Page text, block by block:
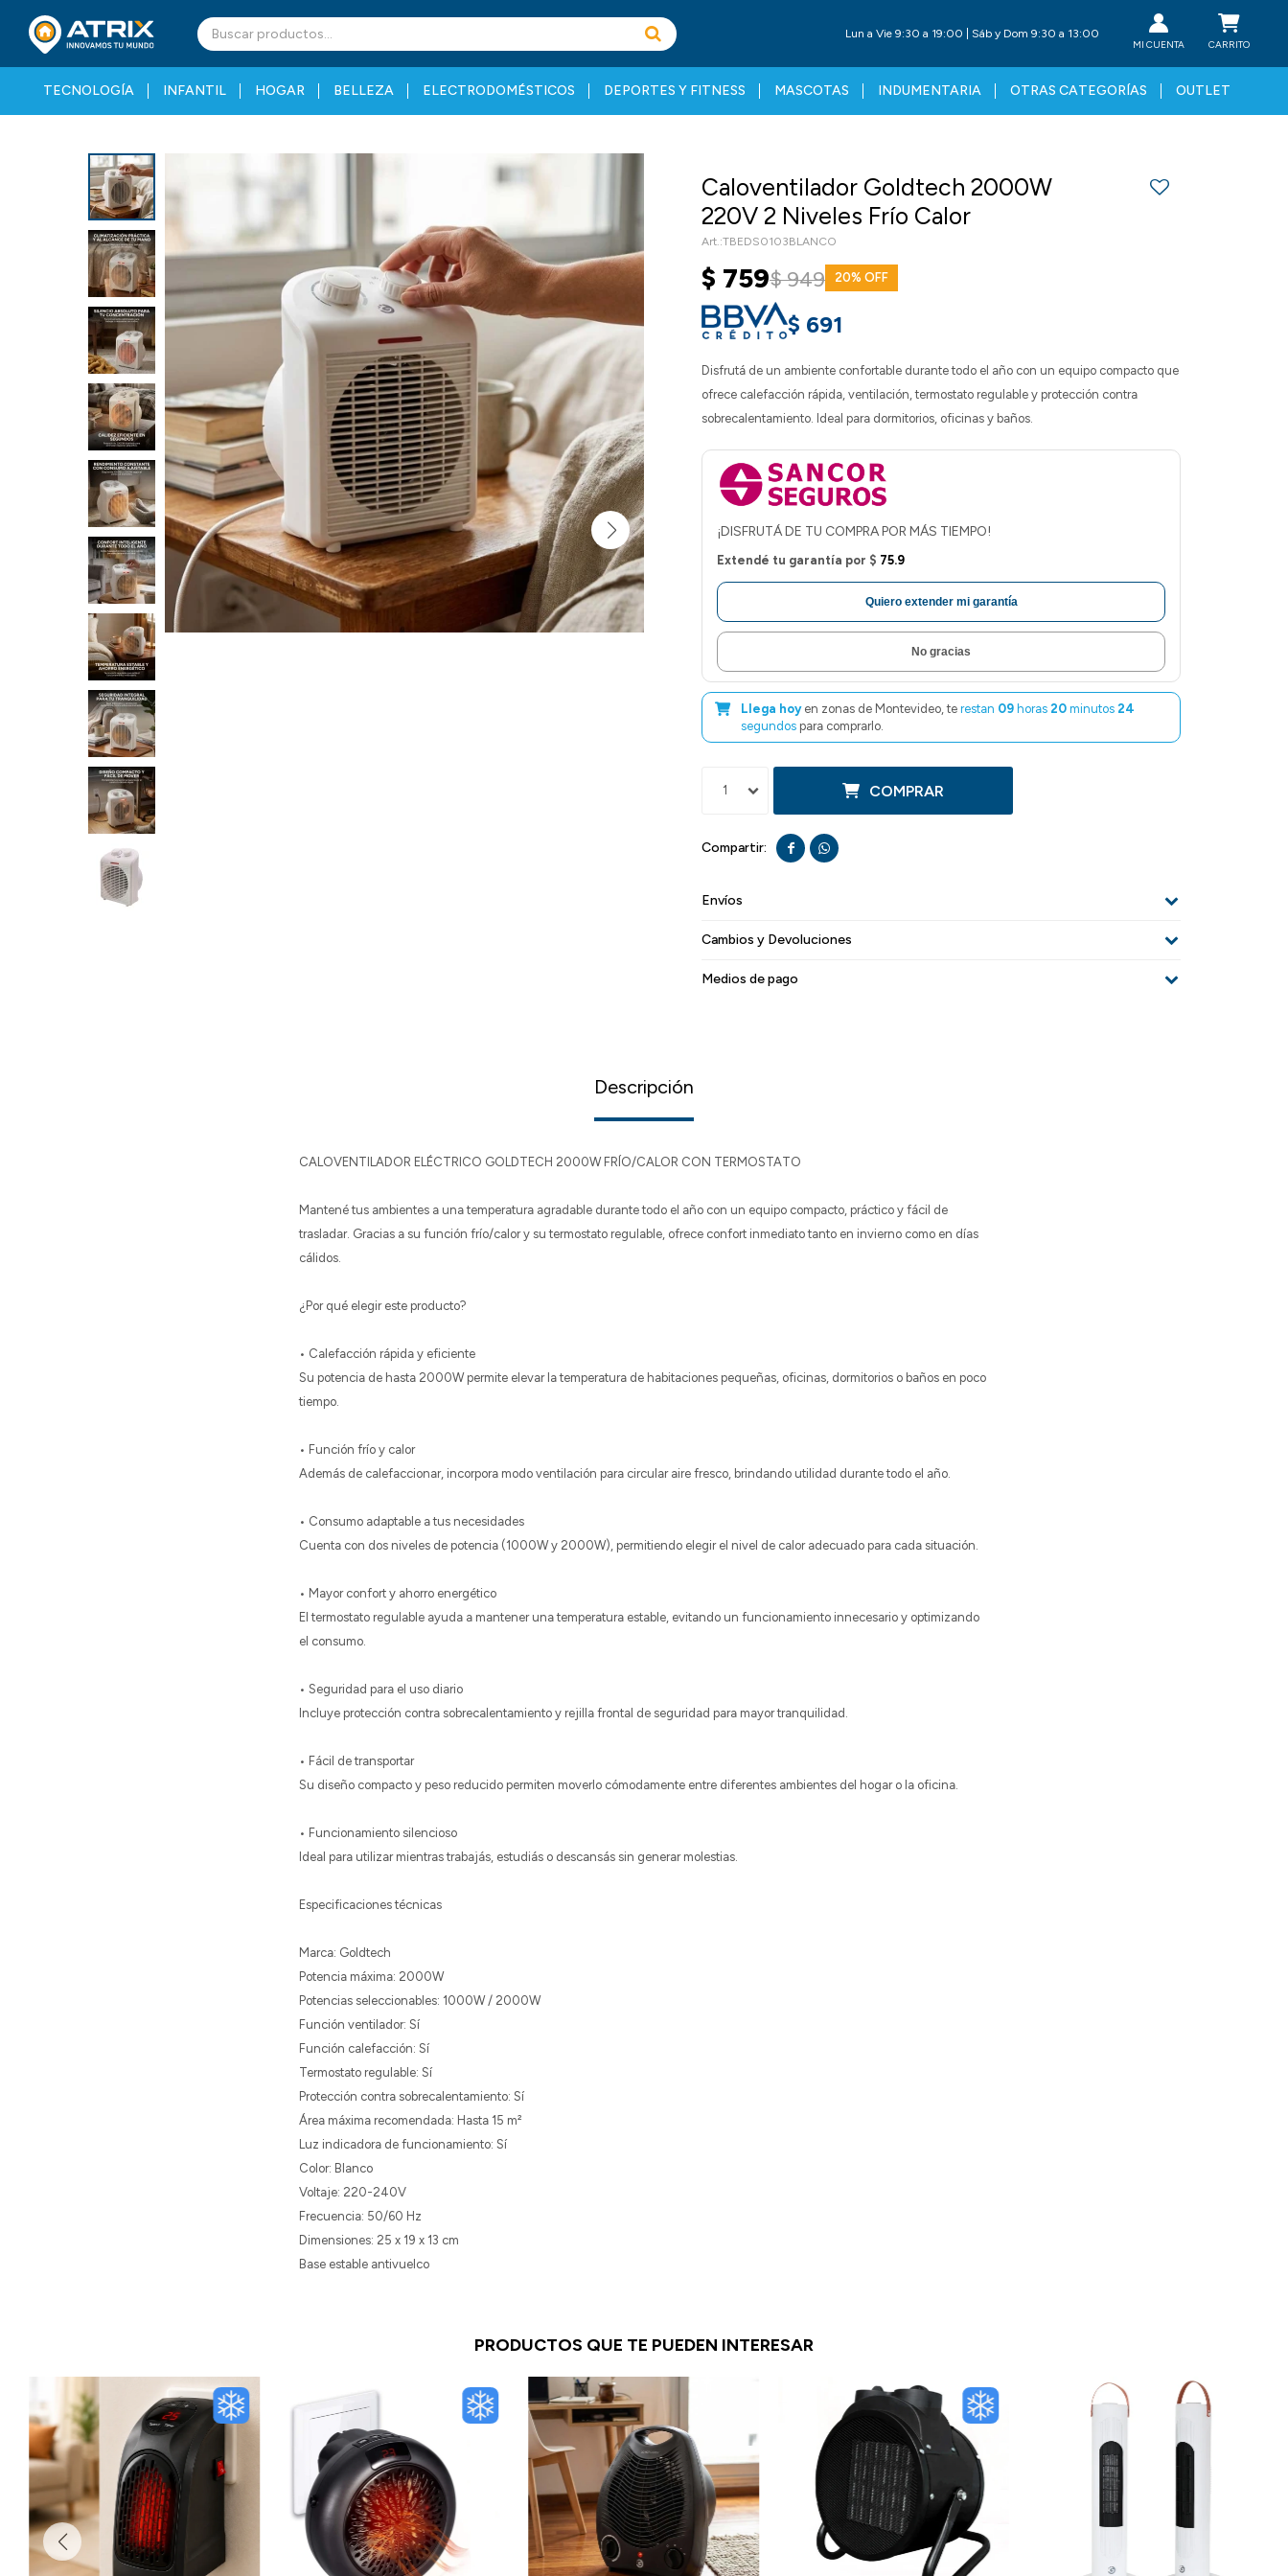
TECNOLOGÍA INFANTIL HOGAR BELLEZA ELECTRODOMÉSTICOS DEPORTES Y FITNESS MASCOTAS INDUMENTARIA OTRAS CATEGORÍAS OUTLET
Lun a Vie 9:30 a 19:00 | Sáb y Dom 9:30 a 13:00
Caloventilador Goldtech 2000W
220V 2 Niveles Frío Calor
TBEDS0103BLANCO
$ 759$949 20
$ 691
Disfrutá de un ambiente confortable durante todo el año con un equipo compacto que
ofrece calefacción rápida, ventilación, termostato regulable y protección contra
sobrecalentamiento. Ideal para dormitorios, oficinas y baños.
¡DISFRUTÁ DE TU COMPRA POR MÁS TIEMPO!
Extendé tu garantía por $ 75.9
Quiero extender mi garantía
No gracias
Llega hoy en zonas de Montevideo, te restan 09 horas 20 minutos 23
segundos para comprarlo.
1 COMPRAR
 
Envíos
Cambios y Devoluciones
Medios de pago
Descripción
CALOVENTILADOR ELÉCTRICO GOLDTECH 2000W FRÍO/CALOR CON TERMOSTATO
Mantené tus ambientes a una temperatura agradable durante todo el año con un equipo compacto, práctico y fácil de
trasladar. Gracias a su función frío/calor y su termostato regulable, ofrece confort inmediato tanto en invierno como en días
cálidos.
¿Por qué elegir este producto?
• Calefacción rápida y eficiente
Su potencia de hasta 2000W permite elevar la temperatura de habitaciones pequeñas, oficinas, dormitorios o baños en poco
tiempo.
• Función frío y calor
Además de calefaccionar, incorpora modo ventilación para circular aire fresco, brindando utilidad durante todo el año.
• Consumo adaptable a tus necesidades
Cuenta con dos niveles de potencia (1000W y 2000W), permitiendo elegir el nivel de calor adecuado para cada situación.
• Mayor confort y ahorro energético
El termostato regulable ayuda a mantener una temperatura estable, evitando un funcionamiento innecesario y optimizando
el consumo.
• Seguridad para el uso diario
Incluye protección contra sobrecalentamiento y rejilla frontal de seguridad para mayor tranquilidad.
• Fácil de transportar
Su diseño compacto y peso reducido permiten moverlo cómodamente entre diferentes ambientes del hogar o la oficina.
• Funcionamiento silencioso
Ideal para utilizar mientras trabajás, estudiás o descansás sin generar molestias.
Especificaciones técnicas
Marca: Goldtech
Potencia máxima: 2000W
Potencias seleccionables: 1000W / 2000W
Función ventilador: Sí
Función calefacción: Sí
Termostato regulable: Sí
Protección contra sobrecalentamiento: Sí
Área máxima recomendada: Hasta 15 m²
Luz indicadora de funcionamiento: Sí
Color: Blanco
Voltaje: 220-240V
Frecuencia: 50/60 Hz
Dimensiones: 25 x 19 x 13 cm
Base estable antivuelco
PRODUCTOS QUE TE PUEDEN INTERESAR